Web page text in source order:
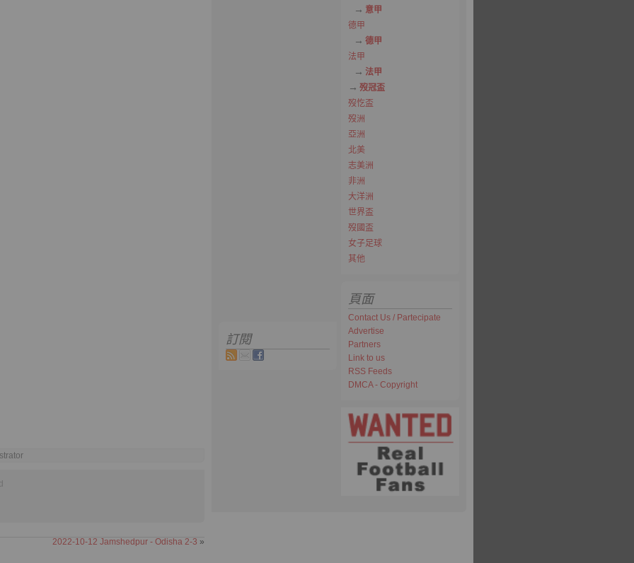
2022-10-12 Jamshedpur - Odisha 2-3 »
訂閱
意甲
德甲
德甲
法甲
法甲
歿冠盃
歿忔盃
歿洲
亞洲
北美
志美洲
非洲
大洋洲
世界盃
歿國盃
女子足球
其他
頁面
Contact Us / Partecipate
Advertise
Partners
Link to us
RSS Feeds
DMCA - Copyright